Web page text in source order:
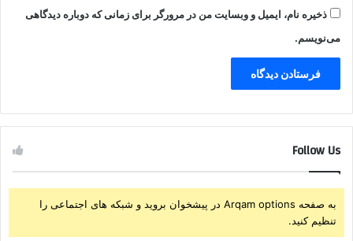
ذخیره نام، ایمیل و وبسایت من در مرورگر برای زمانی که دوباره دیدگاهی
می‌نویسم.
Follow Us
به صفحه Arqam options در پیشخوان بروید و شبکه های اجتماعی را
تنظیم کنید.